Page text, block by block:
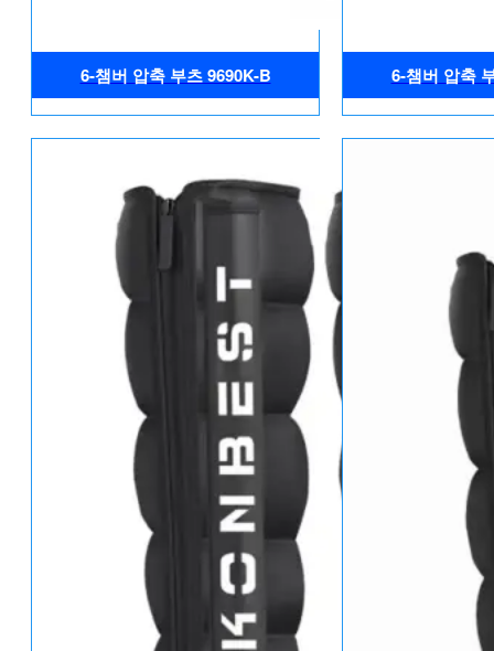
6-챔버 압축 부츠 9690K-B 6-챔버 압축